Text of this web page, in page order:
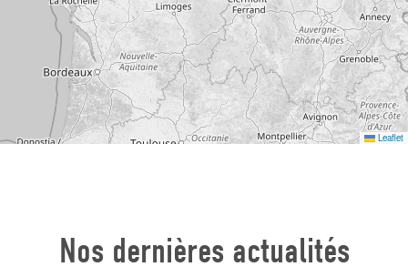
Leaflet
Nos dernières actualités